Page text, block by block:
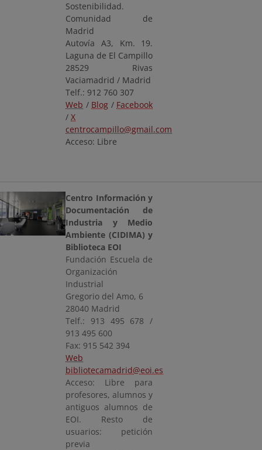
Sostenibilidad.
Comunidad de
Madrid
Autovía A3, Km. 19.
Laguna de El Campillo
28529 Rivas
Vaciamadrid / Madrid
Telf.: 912 760 307
Web / Blog / Facebook
/ X
centrocampillo@gmail.com
Acceso: Libre
Centro Información y
Documentación de
Industria y Medio
Ambiente (CIDIMA) y
Biblioteca EOI
Fundación Escuela de
Organización
Industrial
Gregorio del Amo, 6
28040 Madrid
Telf.: 913 495 678 /
913 495 600
Fax: 915 542 394
Web
bibliotecamadrid@eoi.es
Acceso: Libre para
profesores, alumnos y
antiguos alumnos de
EOI. Resto de
usuarios: petición
previa